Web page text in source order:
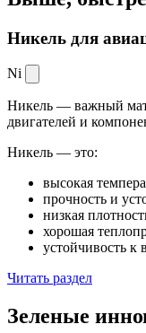
Никель для
Ni
Никель — важный
двигателей и
Никель — это:
высокая
прочность и
низкая
хорошая
устойчивость к
Читать раздел
Зеленые